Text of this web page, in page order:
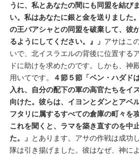
うに、私とあなたの間にも同盟を結び
い。私はあなたに銀と金を送りました
の王バアシャとの同盟を破棄して、彼
るようにしてください。』」 アサはこ
いで、北イスラエルの背後に位置する
ドに助けを求めたのです。しかも、神
用いてです。
４節５節「ベン・ハダド
入れ、自分の配下の軍の高官たちをイ
向けた。彼らは、イヨンとダンとアベ
フタリに属するすべての倉庫の町々を
これを聞くと、ラマを築き直すのを中
た。」 とあります。アサの作戦は成功
隊は引き揚げました。彼はなぜ、神に